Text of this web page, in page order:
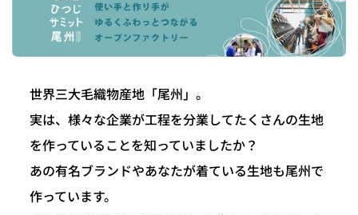
世界三大毛織物産地「尾州」。
実は、様々な企業が工程を分業してたくさんの生地
を作っていることを知っていましたか？
あの有名ブランドやあなたが着ている生地も尾州で
作っています。